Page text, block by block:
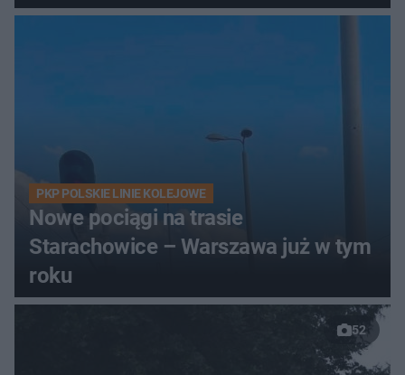
PKP POLSKIE LINIE KOLEJOWE
Nowe pociągi na trasie
Starachowice – Warszawa już w tym
roku
52